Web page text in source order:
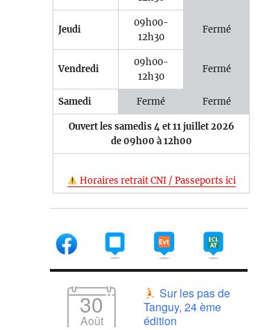
Jeudi
09h00-
12h30
Fermé
Vendredi
09h00-
12h30
Fermé
Samedi Fermé Fermé
Ouvert les samedis 4 et 11 juillet 2026
de 09h00 à 12h00
Horaires retrait CNI / Passeports ici
30
Août
Sur les pas de
Tanguy, 24 ème
édition